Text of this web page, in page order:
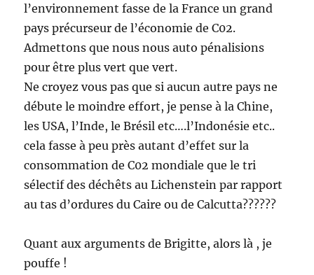
l’environnement fasse de la France un grand
pays précurseur de l’économie de C02.
Admettons que nous nous auto pénalisions
pour être plus vert que vert.
Ne croyez vous pas que si aucun autre pays ne
débute le moindre effort, je pense à la Chine,
les USA, l’Inde, le Brésil etc….l’Indonésie etc..
cela fasse à peu près autant d’effet sur la
consommation de C02 mondiale que le tri
sélectif des déchêts au Lichenstein par rapport
au tas d’ordures du Caire ou de Calcutta??????
Quant aux arguments de Brigitte, alors là , je
pouffe !